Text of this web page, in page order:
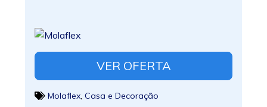
VER OFERTA
Molaflex, Casa e Decoração